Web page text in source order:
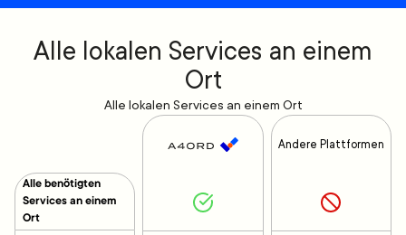
Alle lokalen Services an einem
Ort
Alle lokalen Services an einem Ort
Alle benötigten
Services an einem
Ort
Andere Plattformen